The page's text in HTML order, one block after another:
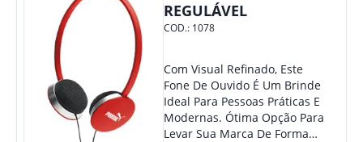
REGULÁVEL
COD.: 1078
Com Visual Refinado, Este
Fone De Ouvido É Um Brinde
Ideal Para Pessoas Práticas E
Modernas. Ótima Opção Para
Levar Sua Marca De Forma